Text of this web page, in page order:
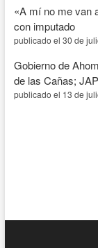
«A mí no me van
con imputado
publicado el 30 de
Gobierno de
de las Cañas;
publicado el 13 de